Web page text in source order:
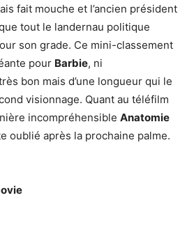
fait mouche et l’ancien président
tout le landernau politique
son grade. Ce mini-classement
pour Barbie, ni
bon mais d’une longueur qui le
visionnage. Quant au téléfilm
incompréhensible Anatomie
oublié après la prochaine palme.